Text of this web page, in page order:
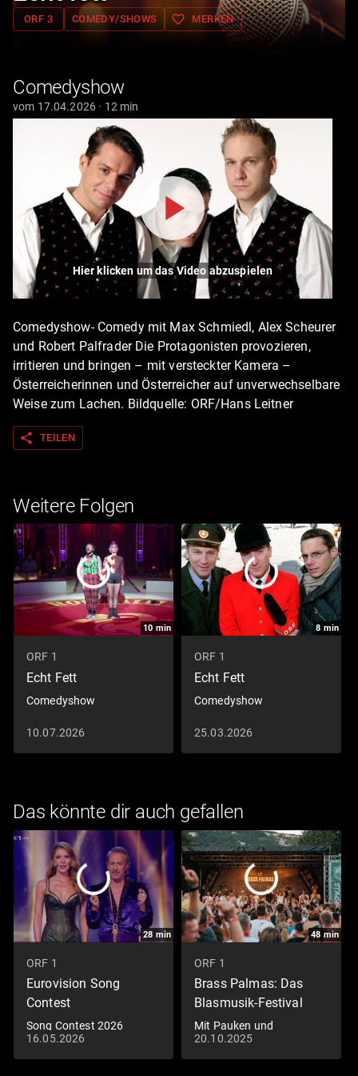
ORF 3 COMEDY/SHOWS favorite_border MERKEN
Comedyshow
vom 17.04.2026 · 12 min
Hier klicken um das Video abzuspielen
Comedyshow- Comedy mit Max Schmiedl, Alex Scheurer
und Robert Palfrader Die Protagonisten provozieren,
irritieren und bringen – mit versteckter Kamera –
Österreicherinnen und Österreicher auf unverwechselbare
Weise zum Lachen. Bildquelle: ORF/Hans Leitner
share TEILEN
Weitere Folgen
10 min
ORF 1
Echt Fett
Comedyshow
10.07.2026
8 min
ORF 1
Echt Fett
Comedyshow
25.03.2026
Das könnte dir auch gefallen
28 min
ORF 1
Eurovision Song
Contest
Song Contest 2026
16.05.2026
48 min
ORF 1
Brass Palmas: Das
Blasmusik-Festival
Mit Pauken und
Trompeten zum Strand
20.10.2025